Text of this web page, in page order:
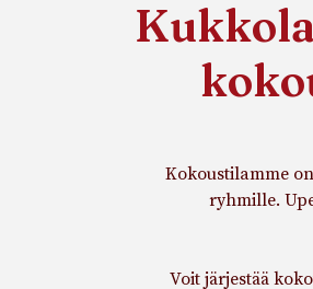
Kokoustilamme
ryhmille.
Voit järjestää